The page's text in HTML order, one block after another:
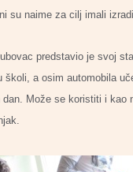
su naime za cilj imali
predstavio je svoj
školi, a osim automobila
dan. Može se koristiti i